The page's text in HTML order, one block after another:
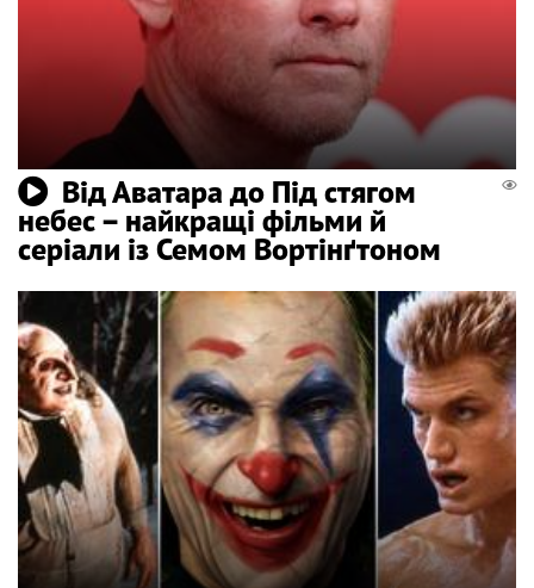
Від Аватара до Під стягом
небес – найкращі фільми й
серіали із Семом Вортінґтоном